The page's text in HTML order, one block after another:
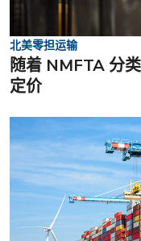
北美零担运输
随着 NMFTA 分
定价